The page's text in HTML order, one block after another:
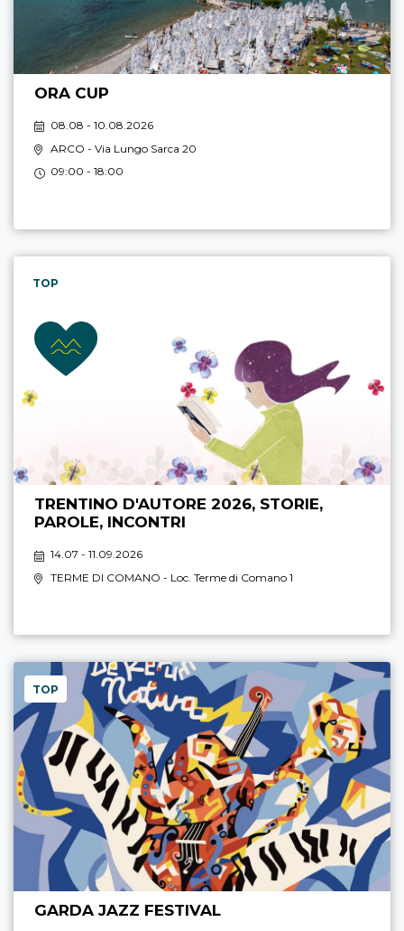
ORA CUP
08.08 - 10.08.2026
ARCO - Via Lungo Sarca 20
09:00 - 18:00
TOP
TRENTINO D'AUTORE 2026, STORIE,
PAROLE, INCONTRI
14.07 - 11.09.2026
TERME DI COMANO - Loc. Terme di Comano 1
TOP
GARDA JAZZ FESTIVAL